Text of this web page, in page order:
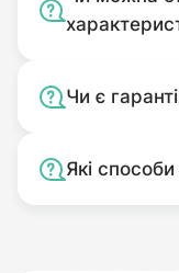
Чи є
Які